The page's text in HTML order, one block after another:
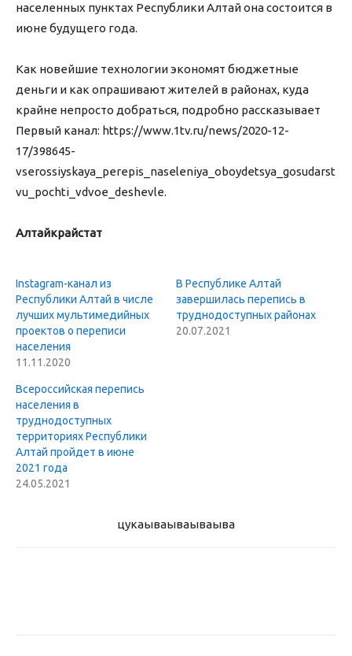
населенных пунктах Республики Алтай она состоится в
июне будущего года.
Как новейшие технологии экономят бюджетные
деньги и как опрашивают жителей в районах, куда
крайне непросто добраться, подробно рассказывает
Первый канал: https://www.1tv.ru/news/2020-12-
17/398645-
vserossiyskaya_perepis_naseleniya_oboydetsya_gosudarst
vu_pochti_vdvoe_deshevle.
Алтайкрайстат
Instagram-канал из
Республики Алтай в числе
лучших мультимедийных
проектов о переписи
населения
11.11.2020
В Республике Алтай
завершилась перепись в
труднодоступных районах
20.07.2021
Всероссийская перепись
населения в
труднодоступных
территориях Республики
Алтай пройдет в июне
2021 года
24.05.2021
цукаываываываыва